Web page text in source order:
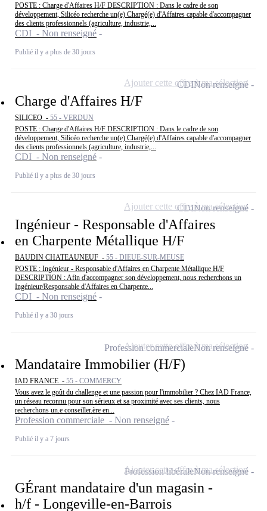
POSTE : Charge d'Affaires H/F DESCRIPTION : Dans le cadre de son
développement, Silicéo recherche un(e) Chargé(e) d'Affaires capable d'accompagner
des clients professionnels (agriculture, industrie,...
CDI - Non renseigné
Publié il y a plus de 30 jours
Charge d'Affaires H/F
SILICEO - 55 - VERDUN
POSTE : Charge d'Affaires H/F DESCRIPTION : Dans le cadre de son
développement, Silicéo recherche un(e) Chargé(e) d'Affaires capable d'accompagner
des clients professionnels (agriculture, industrie,...
CDI - Non renseigné
Publié il y a plus de 30 jours
CDINon renseigné
Ajouter cette offre à ma sélection
Ingénieur - Responsable d'Affaires
en Charpente Métallique H/F
BAUDIN CHATEAUNEUF - 55 - DIEUE-SUR-MEUSE
POSTE : Ingénieur - Responsable d'Affaires en Charpente Métallique H/F
DESCRIPTION : Afin d'accompagner son développement, nous recherchons un
Ingénieur/Responsable d'Affaires en Charpente...
CDI - Non renseigné
Publié il y a 30 jours
CDINon renseigné
Ajouter cette offre à ma sélection
Mandataire Immobilier (H/F)
IAD FRANCE - 55 - COMMERCY
Vous avez le goût du challenge et une passion pour l'immobilier ? Chez IAD France,
un réseau reconnu pour son sérieux et sa proximité avec ses clients, nous
recherchons un.e conseiller.ère en...
Profession commerciale - Non renseigné
Publié il y a 7 jours
Profession commercialeNon renseigné
Ajouter cette offre à ma sélection
GÉrant mandataire d'un magasin -
h/f - Longeville-en-Barrois
Profession libéraleNon renseigné
Ajouter cette offre à ma sélection